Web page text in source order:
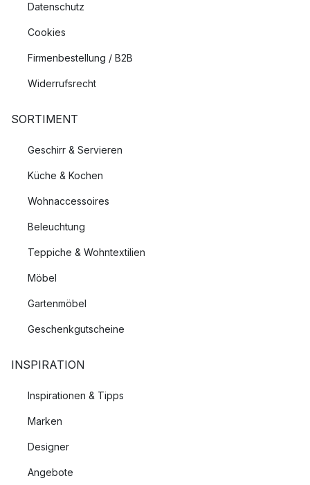
Datenschutz
Cookies
Firmenbestellung / B2B
Widerrufsrecht
SORTIMENT
Geschirr & Servieren
Küche & Kochen
Wohnaccessoires
Beleuchtung
Teppiche & Wohntextilien
Möbel
Gartenmöbel
Geschenkgutscheine
INSPIRATION
Inspirationen & Tipps
Marken
Designer
Angebote